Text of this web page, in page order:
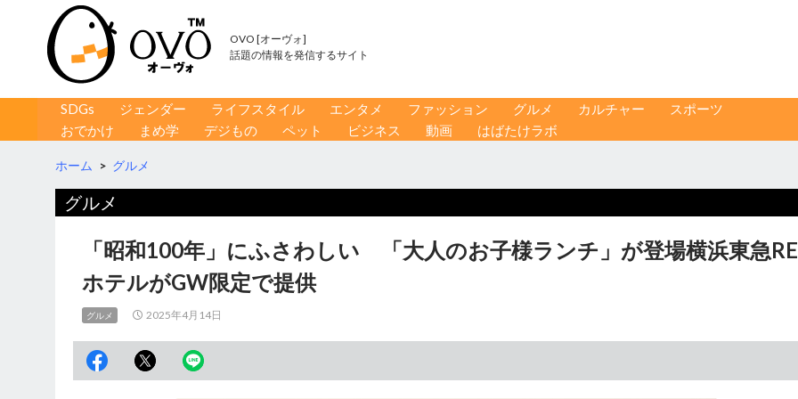
OVO [オーヴォ]
話題の情報を発信するサイト
コンテンツへ移動
SDGs ジェンダー ライフスタイル エンタメ ファッション グルメ カルチャー
スポーツ
おでかけ
まめ学 デジもの ペット ビジネス 動画 はばたけラボ
ホーム > グルメ
グルメ
「昭和100年」にふさわしい 「大人のお子様ランチ」が登場横浜東急
ホテルがGW限定で提供
グルメ 2025年4月14日